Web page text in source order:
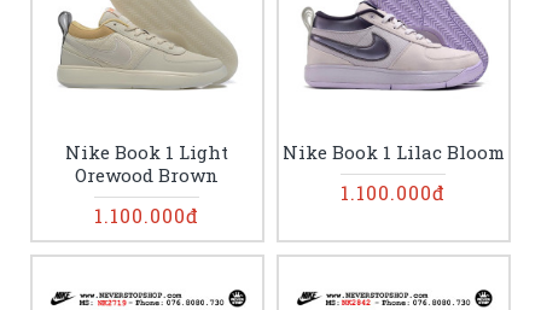
Nike Book 1 Light
Orewood Brown
1.100.000đ
Nike Book 1 Lilac Bloom
1.100.000đ